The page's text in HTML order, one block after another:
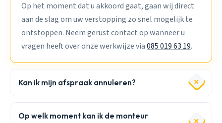
Op het moment dat u akkoord gaat, gaan wij direct
aan de slag om uw verstopping zo snel mogelijk te
ontstoppen. Neem gerust contact op wanneer u
vragen heeft over onze werkwijze via085 019 63 19.
Kan ik mijn afspraak annuleren?
Op welk moment kan ik de monteur